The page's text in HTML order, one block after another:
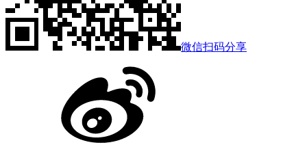
微信扫码分享